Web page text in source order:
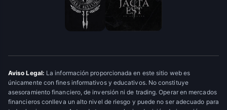
Aviso Legal: La información proporcionada en este sitio web es
únicamente con fines informativos y educativos. No constituye
asesoramiento financiero, de inversión ni de trading. Operar en mercados
financieros conlleva un alto nivel de riesgo y puede no ser adecuado para